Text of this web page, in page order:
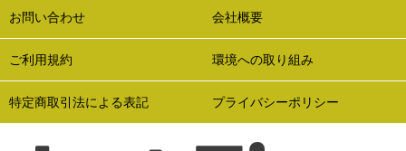
お問い合わせ 会社概要
ご利用規約 環境への取り組み
特定商取引法による表記 プライバシーポリシー